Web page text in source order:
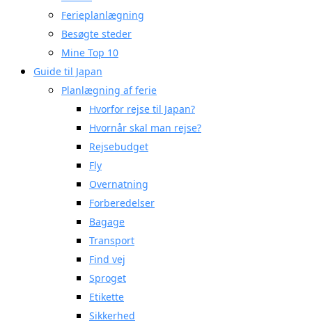
Ferieplanlægning
Besøgte steder
Mine Top 10
Guide til Japan
Planlægning af ferie
Hvorfor rejse til Japan?
Hvornår skal man rejse?
Rejsebudget
Fly
Overnatning
Forberedelser
Bagage
Transport
Find vej
Sproget
Etikette
Sikkerhed